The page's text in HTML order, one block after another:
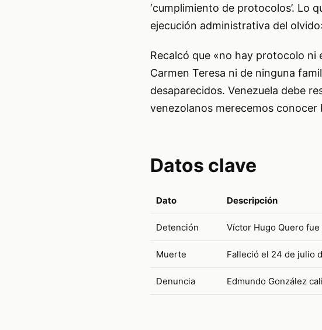
‘cumplimiento de protocolos’. Lo
ejecución administrativa del
Recalcó que «no hay protocolo ni
Carmen Teresa ni de ninguna
desaparecidos. Venezuela debe
venezolanos merecemos conocer
Datos clave
Dato Descripción
Detención Víctor Hugo Quero
Muerte Falleció el 24 de julio
Denuncia Edmundo González